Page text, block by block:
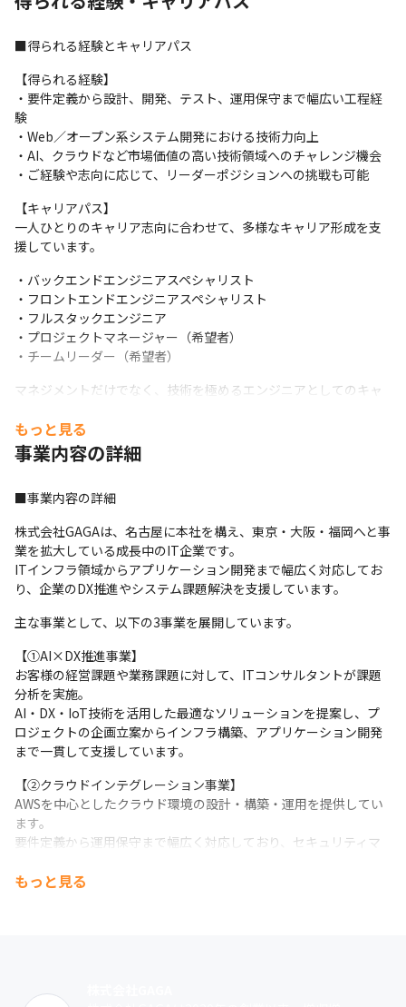
■得られる経験とキャリアパス
【得られる経験】
・要件定義から設計、開発、テスト、運用保守まで幅広い工程経
験
・Web／オープン系システム開発における技術力向上
・AI、クラウドなど市場価値の高い技術領域へのチャレンジ機会
・ご経験や志向に応じて、リーダーポジションへの挑戦も可能
【キャリアパス】
一人ひとりのキャリア志向に合わせて、多様なキャリア形成を支
援しています。
・バックエンドエンジニアスペシャリスト
・フロントエンドエンジニアスペシャリスト
・フルスタックエンジニア
・プロジェクトマネージャー（希望者）
・チームリーダー（希望者）
マネジメントだけでなく、技術を極めるエンジニアとしてのキャ
もっと見る
事業内容の詳細
■事業内容の詳細
株式会社GAGAは、名古屋に本社を構え、東京・大阪・福岡へと事
業を拡大している成長中のIT企業です。
ITインフラ領域からアプリケーション開発まで幅広く対応してお
り、企業のDX推進やシステム課題解決を支援しています。
主な事業として、以下の3事業を展開しています。
【①AI×DX推進事業】
お客様の経営課題や業務課題に対して、ITコンサルタントが課題
分析を実施。
AI・DX・IoT技術を活用した最適なソリューションを提案し、プ
ロジェクトの企画立案からインフラ構築、アプリケーション開発
まで一貫して支援しています。
【②クラウドインテグレーション事業】
AWSを中心としたクラウド環境の設計・構築・運用を提供してい
ます。
要件定義から運用保守まで幅広く対応しており、セキュリティマ
に支援しています。
から携われる案件も多数あります。
もっと見る